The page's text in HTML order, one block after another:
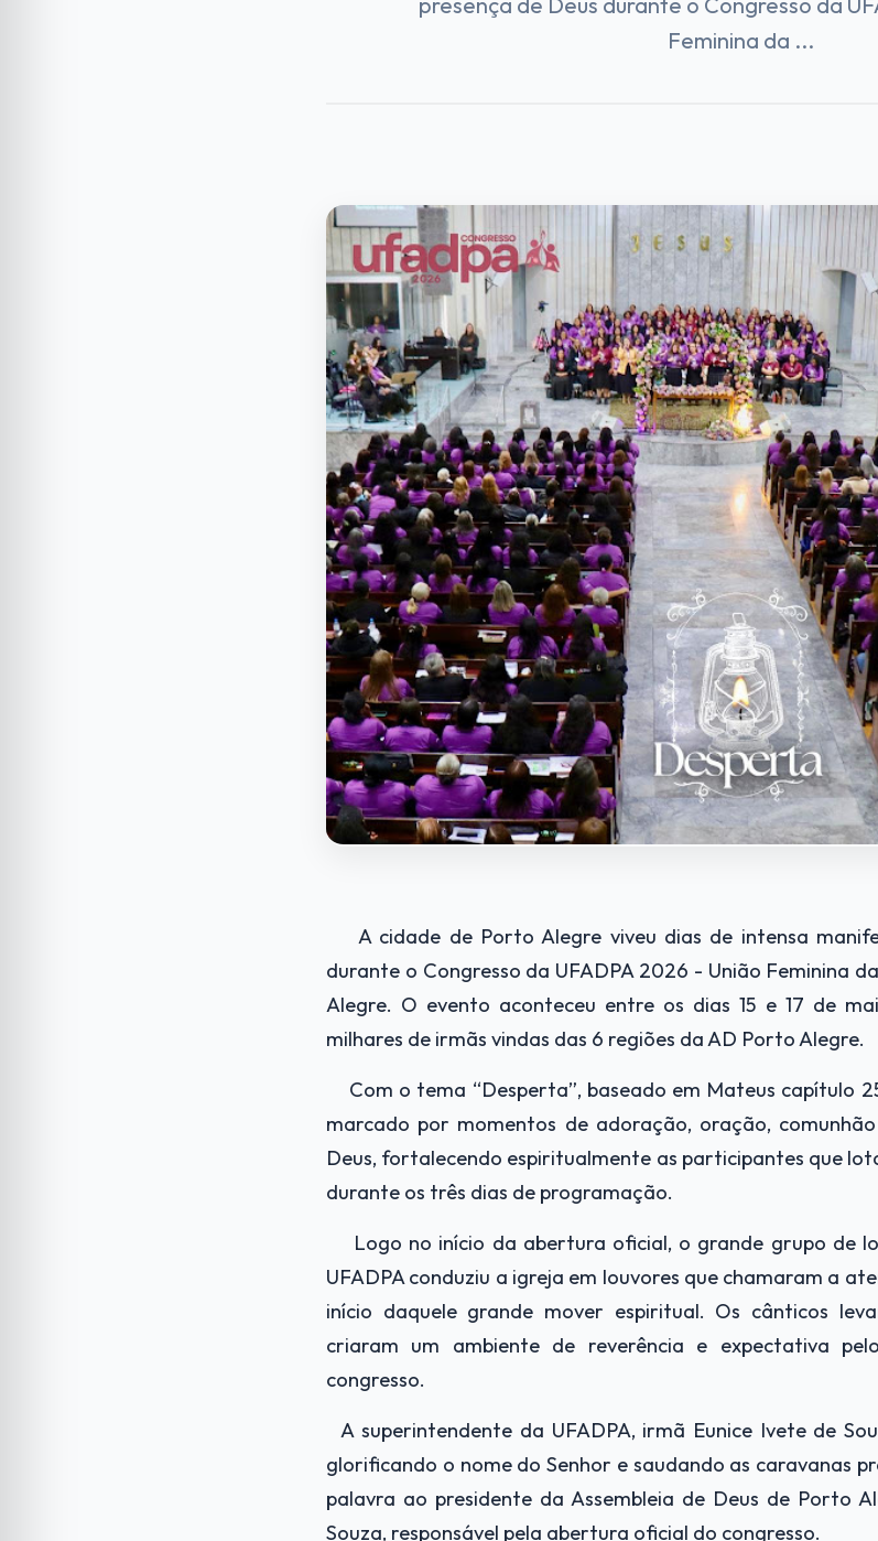
Feminina da ...
A cidade de Porto Alegre viveu dias de intensa
durante o Congresso da UFADPA 2026 - União Feminina
Alegre. O evento aconteceu entre os dias 15 e 17 de
milhares de irmãs vindas das 6 regiões da AD Porto Alegre.
Com o tema “Desperta”, baseado em Mateus capítulo
marcado por momentos de adoração, oração,
Deus, fortalecendo espiritualmente as participantes que
durante os três dias de programação.
Logo no início da abertura oficial, o grande grupo de
UFADPA conduziu a igreja em louvores que chamaram a
início daquele grande mover espiritual. Os cânticos
criaram um ambiente de reverência e expectativa
congresso.
A superintendente da UFADPA, irmã Eunice Ivete de
glorificando o nome do Senhor e saudando as caravanas
palavra ao presidente da Assembleia de Deus de Porto
Souza, responsável pela abertura oficial do congresso.